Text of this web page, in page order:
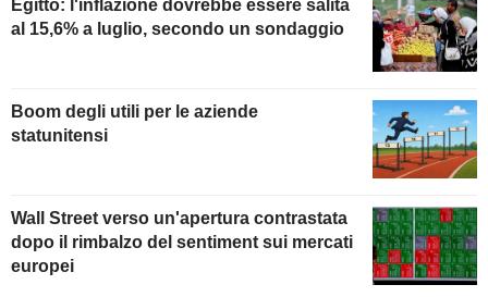
Egitto: l'inflazione dovrebbe essere salita
al 15,6% a luglio, secondo un sondaggio
Boom degli utili per le aziende
statunitensi
Wall Street verso un'apertura contrastata
dopo il rimbalzo del sentiment sui mercati
europei